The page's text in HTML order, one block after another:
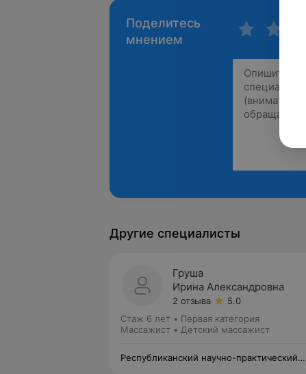
Поделитесь
мнением
Другие специалисты
Груша
Ирина Александровна
2 отзыва
5.0
Стаж 6 лет • Первая категория
Массажист • Детский массажист
Республиканский научно-практический